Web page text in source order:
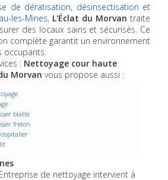
de dératisation, désinsectisation et
les-Mines, L'Éclat du Morvan traite
des locaux sains et sécurisés. Ce
complète garantit un environnement
occupants.
: Nettoyage cour haute
Morvan vous propose aussi :
blatte
frelon
de nettoyage intervient à